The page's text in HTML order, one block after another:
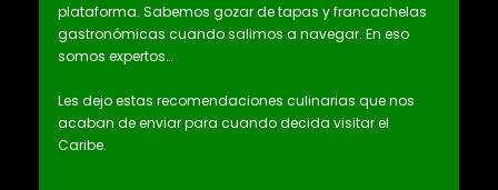
plataforma. Sabemos gozar de tapas y francachelas
gastronómicas cuando salimos a navegar. En eso
somos expertos…
Les dejo estas recomendaciones culinarias que nos
acaban de enviar para cuando decida visitar el
Caribe.